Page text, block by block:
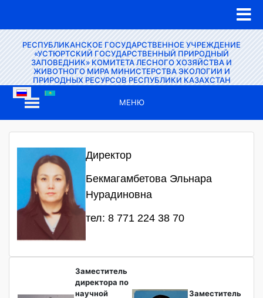
РЕСПУБЛИКАНСКОЕ ГОСУДАРСТВЕННОЕ УЧРЕЖДЕНИЕ
«УСТЮРТСКИЙ ГОСУДАРСТВЕННЫЙ ПРИРОДНЫЙ
ЗАПОВЕДНИК» КОМИТЕТА ЛЕСНОГО ХОЗЯЙСТВА И
ЖИВОТНОГО МИРА МИНИСТЕРСТВА ЭКОЛОГИИ И
ПРИРОДНЫХ РЕСУРСОВ РЕСПУБЛИКИ КАЗАХСТАН
МЕНЮ
Директор
Бекмагамбетова Эльнара
Нурадиновна
тел: 8 771 224 38 70
Заместитель
директора по
научной
Заместитель